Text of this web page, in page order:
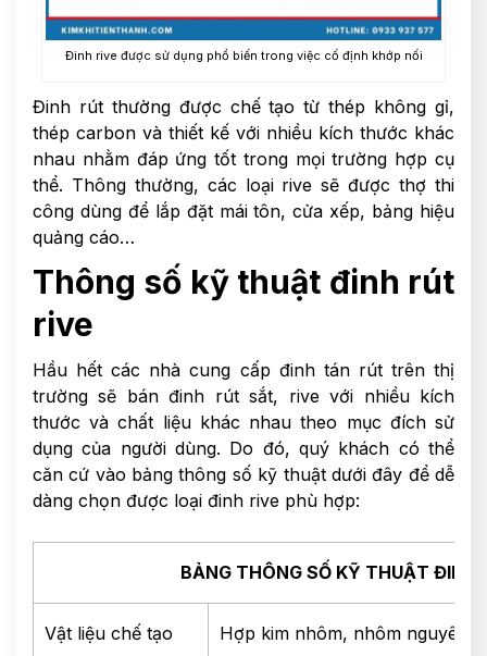
Đinh rive được sử dụng phổ biến trong việc cố định khớp nối
Đinh rút thường được chế tạo từ thép không gỉ,
thép carbon và thiết kế với nhiều kích thước khác
nhau nhằm đáp ứng tốt trong mọi trường hợp cụ
thể. Thông thường, các loại rive sẽ được thợ thi
công dùng để lắp đặt mái tôn, cửa xếp, bảng hiệu
quảng cáo…
Thông số kỹ thuật đinh rút
rive
Hầu hết các nhà cung cấp đinh tán rút trên thị
trường sẽ bán đinh rút sắt, rive với nhiều kích
thước và chất liệu khác nhau theo mục đích sử
dụng của người dùng. Do đó, quý khách có thể
căn cứ vào bảng thông số kỹ thuật dưới đây để dễ
dàng chọn được loại đinh rive phù hợp:
BẢNG THÔNG SỐ KỸ THUẬT ĐINH
Vật liệu chế tạo Hợp kim nhôm, nhôm nguyên